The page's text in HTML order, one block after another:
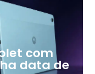
com
data de